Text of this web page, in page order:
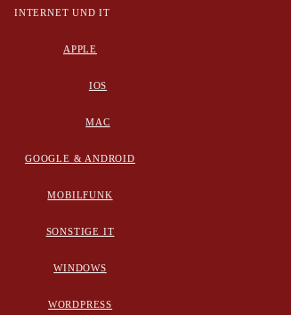
INTERNET UND IT
APPLE
IOS
MAC
GOOGLE & ANDROID
MOBILFUNK
SONSTIGE IT
WINDOWS
WORDPRESS